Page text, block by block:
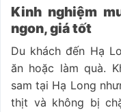
Kinh nghiệm
ngon, giá tốt
Du khách đến Hạ
ăn hoặc làm quà.
sam tại Hạ Long
thịt và không bị